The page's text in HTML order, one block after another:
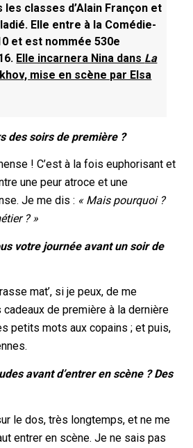
les classes d’Alain Françon et
Elle entre à la Comédie-
et est nommée 530e
Elle incarnera Nina dans La
mise en scène par Elsa
des soirs de première ?
! C’est à la fois euphorisant et
une peur atroce et une
Je me dis : « Mais pourquoi ?
? »
votre journée avant un soir de
mat’, si je peux, de me
de première à la dernière
petits mots aux copains ; et puis,
avant d’entrer en scène ? Des
le dos, très longtemps, et ne me
entrer en scène. Je ne sais pas